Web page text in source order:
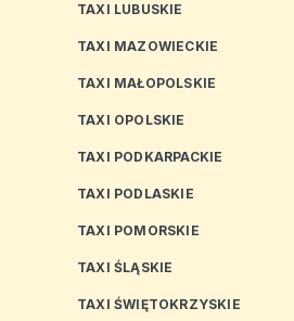
TAXI LUBUSKIE
TAXI MAZOWIECKIE
TAXI MAŁOPOLSKIE
TAXI OPOLSKIE
TAXI PODKARPACKIE
TAXI PODLASKIE
TAXI POMORSKIE
TAXI ŚLĄSKIE
TAXI ŚWIĘTOKRZYSKIE